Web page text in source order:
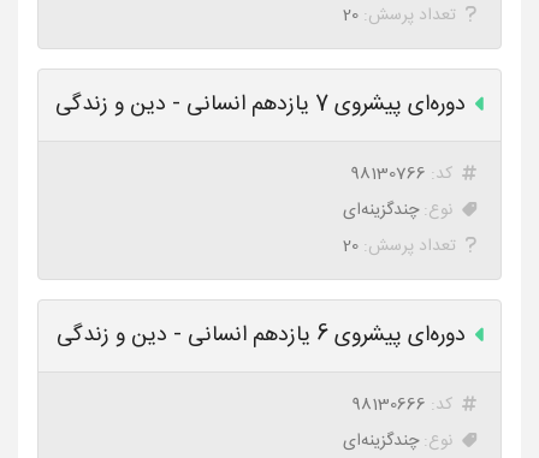
تعداد پرسش: 20
دوره‌ای پیشروی 7 یازدهم انسانی - دین و زندگی
کد: 98130766
نوع: چندگزینه‌ای
تعداد پرسش: 20
دوره‌ای پیشروی 6 یازدهم انسانی - دین و زندگی
کد: 98130666
نوع: چندگزینه‌ای